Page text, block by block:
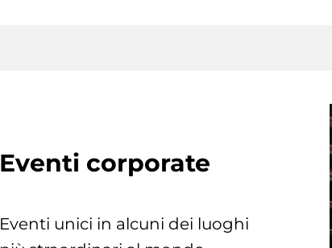
Eventi corporate
Eventi unici in alcuni dei luoghi